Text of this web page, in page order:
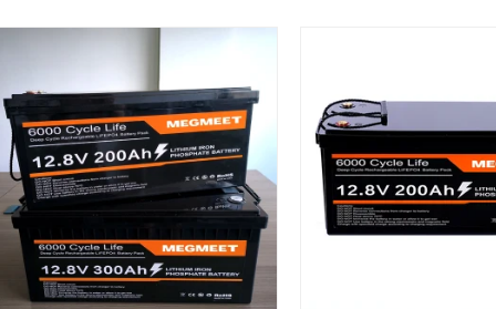
Warum Wählen Sie Megmeet als Ihren tragbaren Kraftwerkslieferant aus?
2023-03-17 18:19:29
von Marken: Warum
Megmeet als tragbarer
wählen? Führung der
2025-02-14 13:48:34